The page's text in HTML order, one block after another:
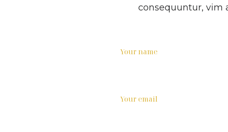
consequuntur, vim
Your name
Your email